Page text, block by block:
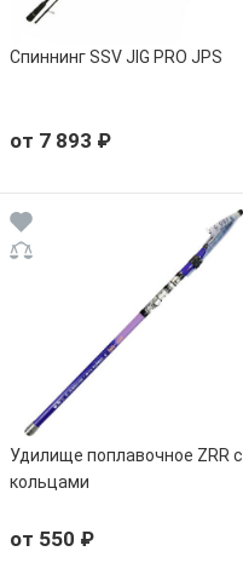
Спиннинг SSV JIG PRO JPS
от 7 893 ₽
Удилище поплавочное ZRR с
кольцами
от 550 ₽